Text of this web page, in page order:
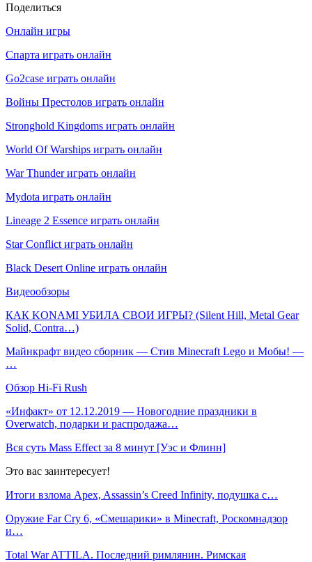
Поделиться
Онлайн игры
Спарта играть онлайн
Go2case играть онлайн
Войны Престолов играть онлайн
Stronghold Kingdoms играть онлайн
World Of Warships играть онлайн
War Thunder играть онлайн
Mydota играть онлайн
Lineage 2 Essence играть онлайн
Star Conflict играть онлайн
Black Desert Online играть онлайн
Видеообзоры
КАК KONAMI УБИЛА СВОИ ИГРЫ? (Silent Hill, Metal Gear
Solid, Contra…)
Майнкрафт видео сборник — Стив Minecraft Lego и Мобы! —
…
Обзор Hi-Fi Rush
«Инфакт» от 12.12.2019 — Новогодние праздники в
Overwatch, подарки и распродажа…
Вся суть Mass Effect за 8 минут [Уэс и Флинн]
Это вас заинтересует!
Итоги взлома Apex, Assassin’s Creed Infinity, подушка с…
Оружие Far Cry 6, «Смешарики» в Minecraft, Роскомнадзор
и…
Total War ATTILA. Последний римлянин. Римская